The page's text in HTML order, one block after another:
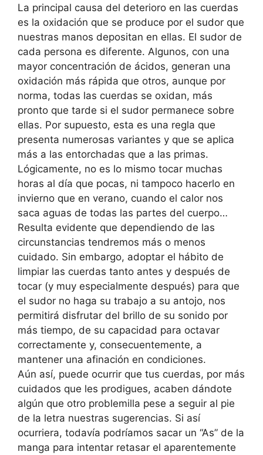
La principal causa del deterioro en las cuerdas
es la oxidación que se produce por el sudor que
nuestras manos depositan en ellas. El sudor de
cada persona es diferente. Algunos, con una
mayor concentración de ácidos, generan una
oxidación más rápida que otros, aunque por
norma, todas las cuerdas se oxidan, más
pronto que tarde si el sudor permanece sobre
ellas. Por supuesto, esta es una regla que
presenta numerosas variantes y que se aplica
más a las entorchadas que a las primas.
Lógicamente, no es lo mismo tocar muchas
horas al día que pocas, ni tampoco hacerlo en
invierno que en verano, cuando el calor nos
saca aguas de todas las partes del cuerpo…
Resulta evidente que dependiendo de las
circunstancias tendremos más o menos
cuidado. Sin embargo, adoptar el hábito de
limpiar las cuerdas tanto antes y después de
tocar (y muy especialmente después) para que
el sudor no haga su trabajo a su antojo, nos
permitirá disfrutar del brillo de su sonido por
más tiempo, de su capacidad para octavar
correctamente y, consecuentemente, a
mantener una afinación en condiciones.
Aún así, puede ocurrir que tus cuerdas, por más
cuidados que les prodigues, acaben dándote
algún que otro problemilla pese a seguir al pie
de la letra nuestras sugerencias. Si así
ocurriera, todavía podríamos sacar un “As” de la
manga para intentar retasar el aparentemente